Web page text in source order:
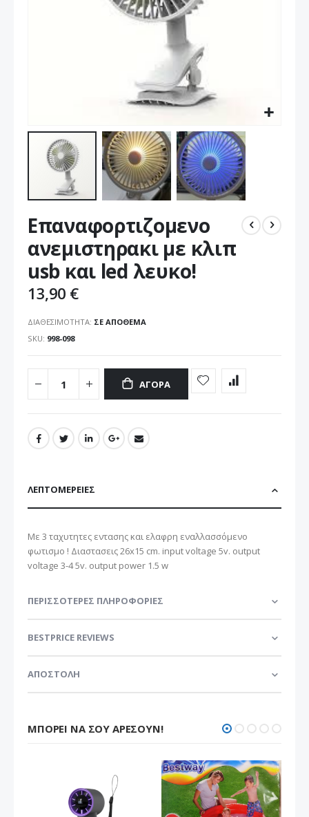
στην
αρχή
της
συλλογής
εικόνων
Επαναφορτιζομενο
ανεμιστηρακι με κλιπ
usb και led λευκο!
13,90 €
ΔΙΑΘΕΣΙΜΌΤΗΤΑ: ΣΕ ΑΠΌΘΕΜΑ
SKU 998-098
ΑΓΟΡΆ
ΛΕΠΤΟΜΈΡΕΙΕΣ
Με 3 ταχυτητες εντασης και ελαφρη εναλλασσόμενο
φωτισμο ! Διαστασεις 26x15 cm. input voltage 5v. output
voltage 3-4 5v. output power 1.5 w
ΠΕΡΙΣΣΌΤΕΡΕΣ ΠΛΗΡΟΦΟΡΊΕΣ
BESTPRICE REVIEWS
ΑΠΟΣΤΟΛΗ
ΜΠΟΡΕΊ ΝΑ ΣΟΥ ΑΡΈΣΟΥΝ!